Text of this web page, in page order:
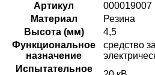
Артикул
000019007
Материал
Резина
Высота (мм)
4,5
Функциональное
назначение
средство
Испытательное